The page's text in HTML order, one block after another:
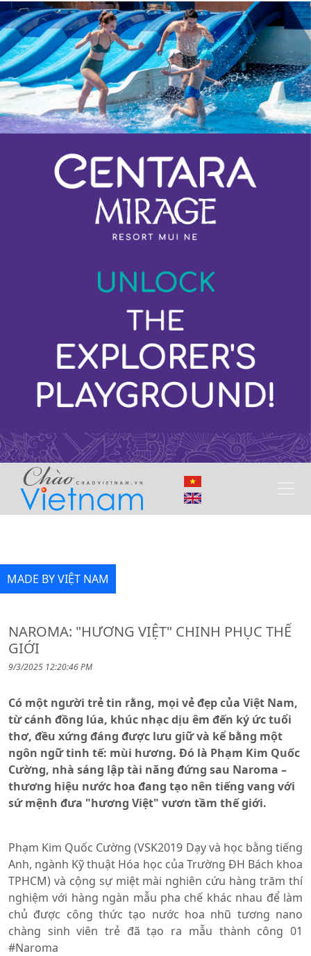
MADE BY VIỆT NAM
NAROMA: "HƯƠNG VIỆT" CHINH PHỤC THẾ
GIỚI
9/3/2025 12:20:46 PM
Có một người trẻ tin rằng, mọi vẻ đẹp của Việt Nam,
từ cánh đồng lúa, khúc nhạc dịu êm đến ký ức tuổi
thơ, đều xứng đáng được lưu giữ và kể bằng một
ngôn ngữ tinh tế: mùi hương. Đó là Phạm Kim Quốc
Cường, nhà sáng lập tài năng đứng sau Naroma –
thương hiệu nước hoa đang tạo nên tiếng vang với
sứ mệnh đưa "hương Việt" vươn tầm thế giới.
Phạm Kim Quốc Cường (VSK2019 Dạy và học bằng tiếng
Anh, ngành Kỹ thuật Hóa học của Trường ĐH Bách khoa
TPHCM) và cộng sự miệt mài nghiên cứu hàng trăm thí
nghiệm với hàng ngàn mẫu pha chế khác nhau để làm
chủ được công thức tạo nước hoa nhũ tương nano
chàng sinh viên trẻ đã tạo ra mẫu thành công 01
#Naroma